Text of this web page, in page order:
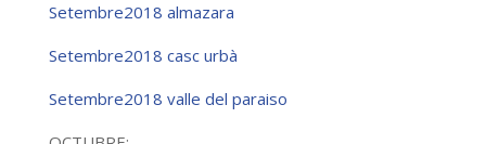
Setembre2018 almazara
Setembre2018 casc urbà
Setembre2018 valle del paraiso